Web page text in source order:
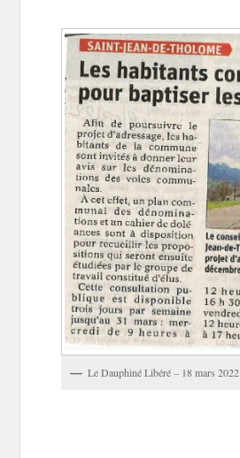
Le Dauphiné Libéré – 18 mars 2022